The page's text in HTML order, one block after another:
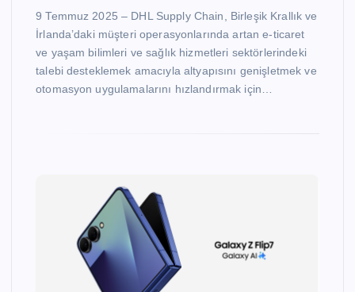
9 Temmuz 2025 – DHL Supply Chain, Birleşik Krallık ve
İrlanda’daki müşteri operasyonlarında artan e-ticaret
ve yaşam bilimleri ve sağlık hizmetleri sektörlerindeki
talebi desteklemek amacıyla altyapısını genişletmek ve
otomasyon uygulamalarını hızlandırmak için…